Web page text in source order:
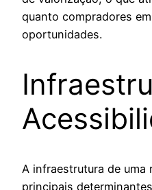
quanto compradores
oportunidades.
A infraestrutura de uma
principais